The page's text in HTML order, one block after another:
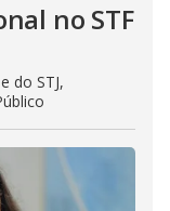
no STF
do STJ,